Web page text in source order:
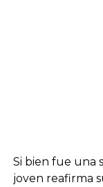
Si bien fue una
joven reafirma